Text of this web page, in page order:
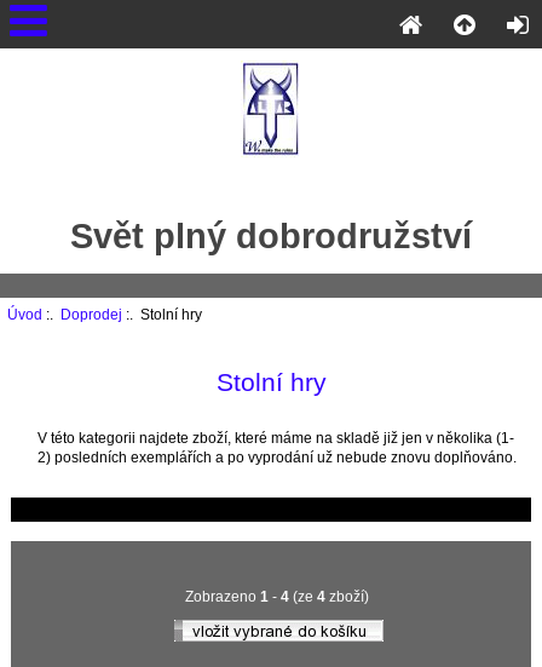
Svět plný dobrodružství
Úvod :. Doprodej :. Stolní hry
Stolní hry
V této kategorii najdete zboží, které máme na skladě již jen v několika (1-
2) posledních exemplářích a po vyprodání už nebude znovu doplňováno.
Zobrazeno 1 - 4 (ze 4 zboží)